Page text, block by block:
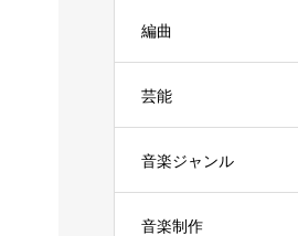
編曲
芸能
音楽ジャンル
音楽制作